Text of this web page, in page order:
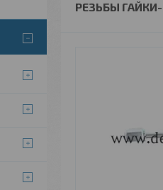
РЕЗЬБЫ ГАЙКИ-